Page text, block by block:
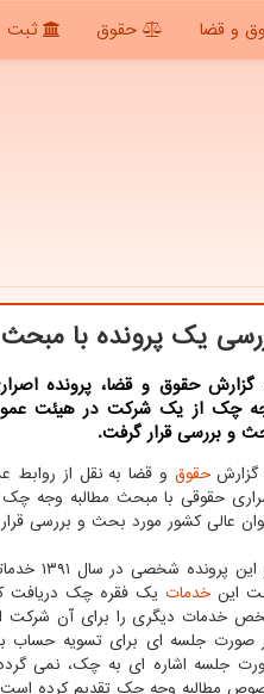
و قضا حقوق ثبت
یک پرونده با
گزارش حقوق و قضا، پرونده
چک از یک شرکت در هیئت
و بررسی قرار گرفت.
گزارشحقوق و قضا به نقل از روابط
حقوقی با مبحث مطالبه وجه
عالی کشور مورد بحث و بررسی
در این
این خدمات یک فقره چک دریافت
خدمات دیگری را برای آن شرکت
صورت جلسه ای برای تسویه حساب
جلسه اشاره ای به چک، نمی
مطالبه وجه چک تقدیم کرده